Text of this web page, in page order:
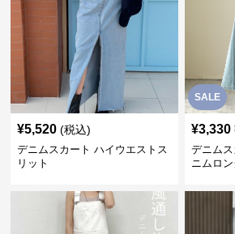
¥5,520 (税込)
デニムスカート ハイウエストス
リット
SALE
¥3,330
デニム
ニムロ